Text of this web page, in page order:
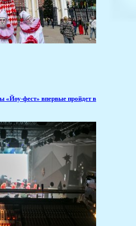
«Йоу-фест» впервые пройдет в